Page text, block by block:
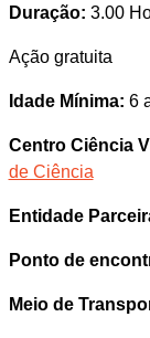
Duração: 3.00
Ação gratuita
Idade Mínima: 6
Centro Ciência
de Ciência
Entidade
Ponto de
Meio de